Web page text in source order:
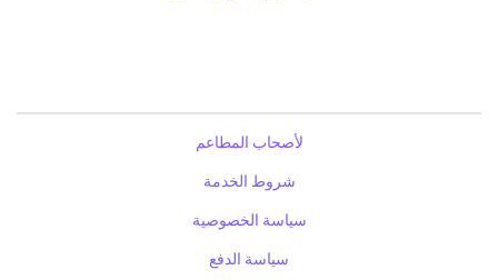
لأصحاب المطاعم
شروط الخدمة
سياسة الخصوصية
سياسة الدفع